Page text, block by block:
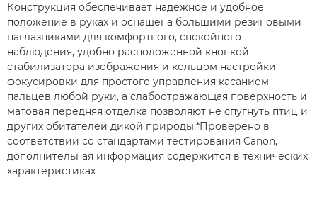
Конструкция обеспечивает надежное и удобное
положение в руках и оснащена большими резиновыми
наглазниками для комфортного, спокойного
наблюдения, удобно расположенной кнопкой
стабилизатора изображения и кольцом настройки
фокусировки для простого управления касанием
пальцев любой руки, а слабоотражающая поверхность и
матовая передняя отделка позволяют не спугнуть птиц и
других обитателей дикой природы.*Проверено в
соответствии со стандартами тестирования Canon,
дополнительная информация содержится в технических
характеристиках